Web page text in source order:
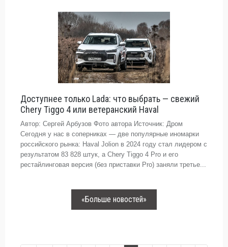
Доступнее только Lada: что выбрать — свежий
Chery Tiggo 4 или ветеранский Haval
Автор: Сергей Арбузов Фото автора Источник: Дром
Сегодня у нас в соперниках — две популярные иномарки
российского рынка: Haval Jolion в 2024 году стал лидером с
результатом 83 828 штук, а Chery Tiggo 4 Pro и его
рестайлинговая версия (без приставки Pro) заняли третье...
«Больше новостей»